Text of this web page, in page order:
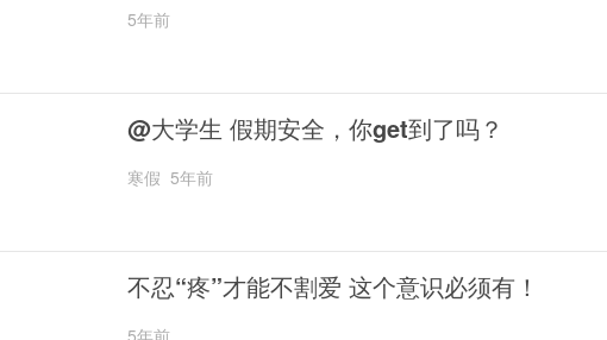
5年前
@大学生 假期安全，你get到了吗？
寒假 5年前
不忍“疼”才能不割爱 这个意识必须有！
5年前